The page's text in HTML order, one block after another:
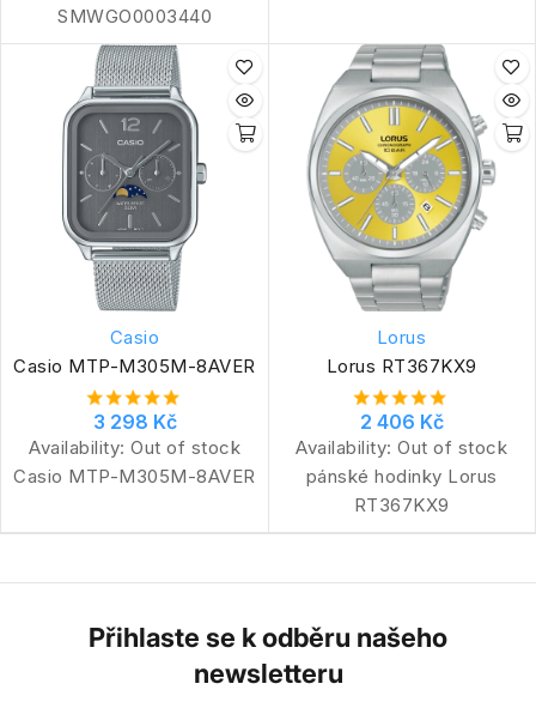
SMWGO0003440
Casio
Casio MTP-M305M-8AVER
3 298 Kč
Availability: Out of stock
Casio MTP-M305M-8AVER
Lorus
Lorus RT367KX9
2 406 Kč
Availability: Out of stock
pánské hodinky Lorus
RT367KX9
Přihlaste se k odběru našeho
newsletteru